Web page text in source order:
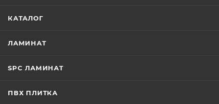
КАТАЛОГ
ЛАМИНАТ
SPC ЛАМИНАТ
ПВХ ПЛИТКА